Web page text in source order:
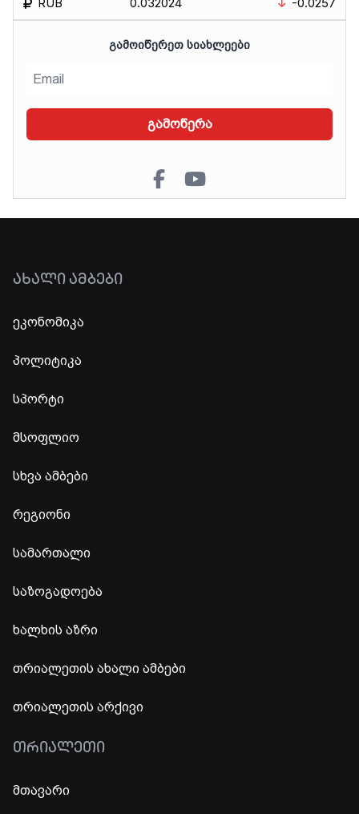
RUB
0.032024
-0.0257
ᲒᲐᲛᲝᲘᲬᲔᲠᲔᲗ ᲡᲘᲐᲮᲚᲔᲔᲑᲘ
გამოწერა
ᲐᲮᲐᲚᲘ ᲐᲛᲑᲔᲑᲘ
ეკონომიკა
პოლიტიკა
სპორტი
მსოფლიო
სხვა ამბები
რეგიონი
სამართალი
საზოგადოება
ხალხის აზრი
თრიალეთის ახალი ამბები
თრიალეთის არქივი
ᲗᲠᲘᲐᲚᲔᲗᲘ
მთავარი